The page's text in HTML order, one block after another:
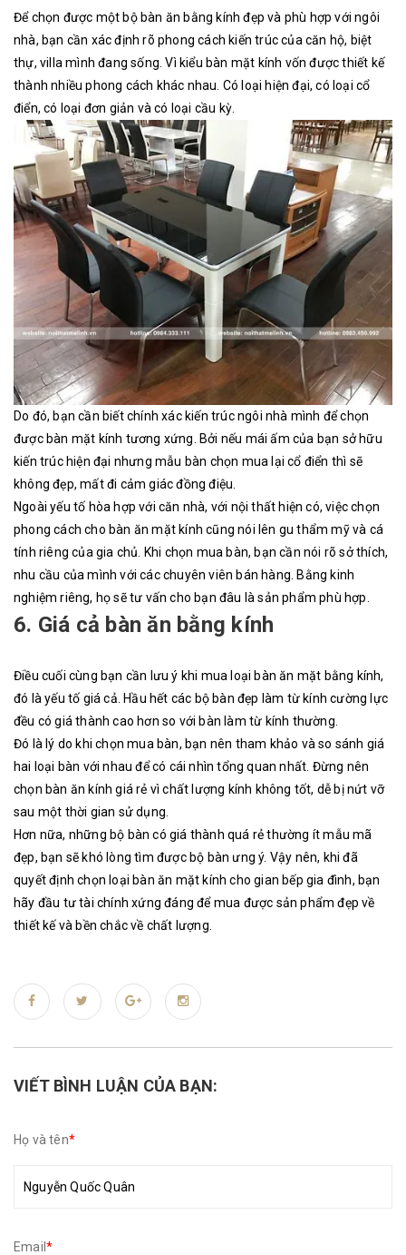
Để chọn được một bộ bàn ăn bằng kính đẹp và phù hợp với ngôi
nhà, bạn cần xác định rõ phong cách kiến trúc của căn hộ, biệt
thự, villa mình đang sống. Vì kiểu bàn mặt kính vốn được thiết kế
thành nhiều phong cách khác nhau. Có loại hiện đại, có loại cổ
điển, có loại đơn giản và có loại cầu kỳ.
Do đó, bạn cần biết chính xác kiến trúc ngôi nhà mình để chọn
được bàn mặt kính tương xứng. Bởi nếu mái ấm của bạn sở hữu
kiến trúc hiện đại nhưng mẫu bàn chọn mua lại cổ điển thì sẽ
không đẹp, mất đi cảm giác đồng điệu.
Ngoài yếu tố hòa hợp với căn nhà, với nội thất hiện có, việc chọn
phong cách cho bàn ăn mặt kính cũng nói lên gu thẩm mỹ và cá
tính riêng của gia chủ. Khi chọn mua bàn, bạn cần nói rõ sở thích,
nhu cầu của mình với các chuyên viên bán hàng. Bằng kinh
nghiệm riêng, họ sẽ tư vấn cho bạn đâu là sản phẩm phù hợp.
6. Giá cả bàn ăn bằng kính
Điều cuối cùng bạn cần lưu ý khi mua loại bàn ăn mặt bằng kính,
đó là yếu tố giá cả. Hầu hết các bộ bàn đẹp làm từ kính cường lực
đều có giá thành cao hơn so với bàn làm từ kính thường.
Đó là lý do khi chọn mua bàn, bạn nên tham khảo và so sánh giá
hai loại bàn với nhau để có cái nhìn tổng quan nhất. Đừng nên
chọn bàn ăn kính giá rẻ vì chất lượng kính không tốt, dễ bị nứt vỡ
sau một thời gian sử dụng.
Hơn nữa, những bộ bàn có giá thành quá rẻ thường ít mẫu mã
đẹp, bạn sẽ khó lòng tìm được bộ bàn ưng ý. Vậy nên, khi đã
quyết định chọn loại bàn ăn mặt kính cho gian bếp gia đình, bạn
hãy đầu tư tài chính xứng đáng để mua được sản phẩm đẹp về
thiết kế và bền chắc về chất lượng.
VIẾT BÌNH LUẬN CỦA BẠN:
Họ và tên*
Email *